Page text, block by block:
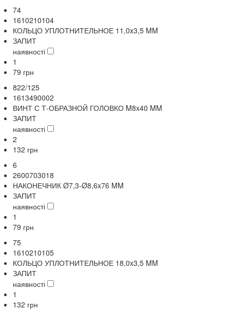
74
1610210104
КОЛЬЦО УПЛОТНИТЕЛЬНОЕ 11,0x3,5 MM
ЗАПИТ
наявності
1
79 грн
822/125
1613490002
ВИНТ С Т-ОБРАЗНОЙ ГОЛОВКО M8x40 MM
ЗАПИТ
наявності
2
132 грн
6
2600703018
НАКОНЕЧНИК Ø7,3-Ø8,6x76 MM
ЗАПИТ
наявності
1
79 грн
75
1610210105
КОЛЬЦО УПЛОТНИТЕЛЬНОЕ 18,0x3,5 MM
ЗАПИТ
наявності
1
132 грн